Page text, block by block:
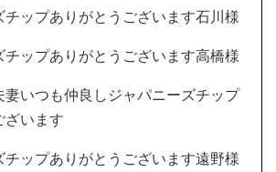
チップありがとうございます石川様
チップありがとうございます高橋様
妻いつも仲良しジャパニーズチップ
ざいます
チップありがとうございます遠野様